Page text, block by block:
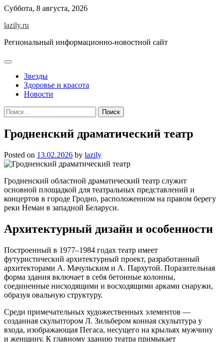
Skip
content
Суббота, 8 августа, 2026
lazily.ru
Региональный информационно-новостной сайт
Звезды
Здоровье и красота
Новости
Найти:
Гродненский драматический театр
Posted on 13.02.2026 by lazily
Гродненский областной драматический театр служит
основной площадкой для театральных представлений и
концертов в городе Гродно, расположенном на правом берегу
реки Неман в западной Беларуси.
Архитектурный дизайн и особенности
Построенный в 1977–1984 годах театр имеет
футуристический архитектурный проект, разработанный
архитекторами А. Мачульским и А. Пархутой. Поразительная
форма здания включает в себя бетонные колонны,
соединенные нисходящими и восходящими арками снаружи,
образуя овальную структуру.
Среди примечательных художественных элементов —
созданная скульптором Л. Зильбером конная скульптура у
входа, изображающая Пегаса, несущего на крыльях мужчину
и женщину. К главному зданию театра примыкает